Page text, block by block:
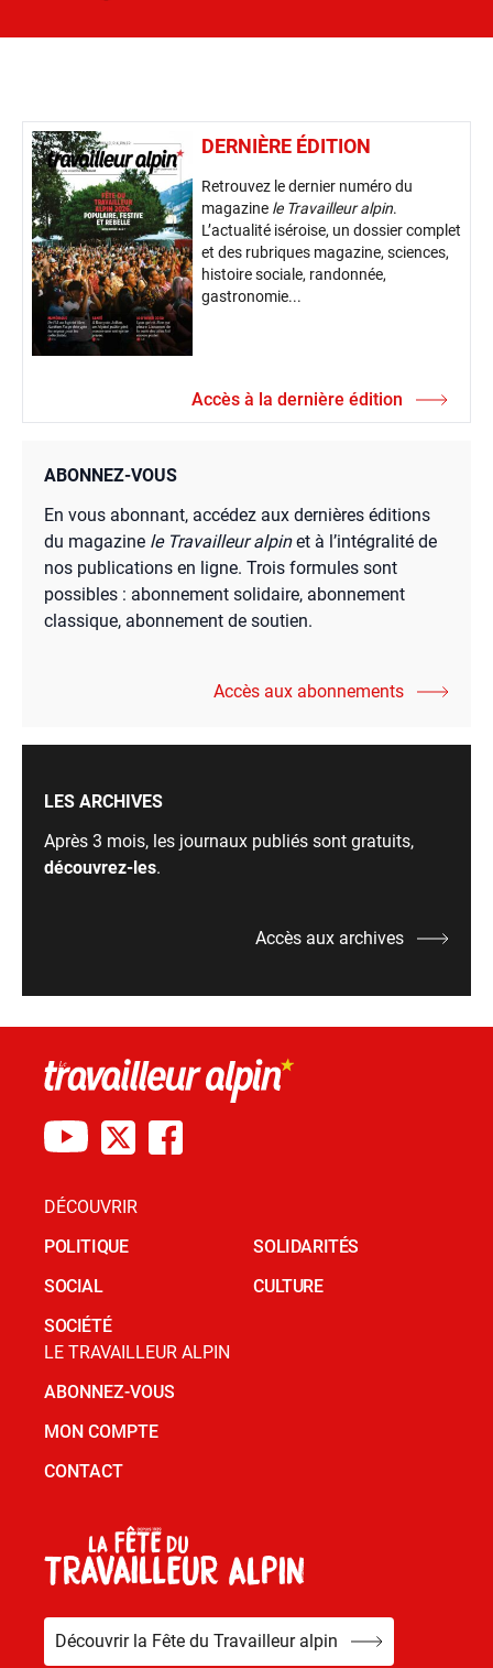
DERNIÈRE ÉDITION
Retrouvez le dernier numéro du
magazine le Travailleur alpin.
L’actualité iséroise, un dossier complet
et des rubriques magazine, sciences,
histoire sociale, randonnée,
gastronomie...
Accès à la dernière édition
ABONNEZ-VOUS
En vous abonnant, accédez aux dernières éditions
du magazine le Travailleur alpinet à l’intégralité de
nos publications en ligne. Trois formules sont
possibles : abonnement solidaire, abonnement
classique, abonnement de soutien.
Accès aux abonnements
LES ARCHIVES
Après 3 mois, les journaux publiés sont gratuits,
découvrez-les.
Accès aux archives
DÉCOUVRIR
POLITIQUE
SOCIAL
SOCIÉTÉ
SOLIDARITÉS
CULTURE
LE TRAVAILLEUR ALPIN
ABONNEZ-VOUS
MON COMPTE
CONTACT
Découvrir la Fête du Travailleur alpin